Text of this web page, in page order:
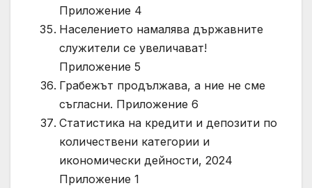
Приложение 4
Населението намалява държавните
служители се увеличават!
Приложение 5
Грабежът продължава, а ние не сме
съгласни. Приложение 6
Статистика на кредити и депозити по
количествени категории и
икономически дейности, 2024
Приложение 1